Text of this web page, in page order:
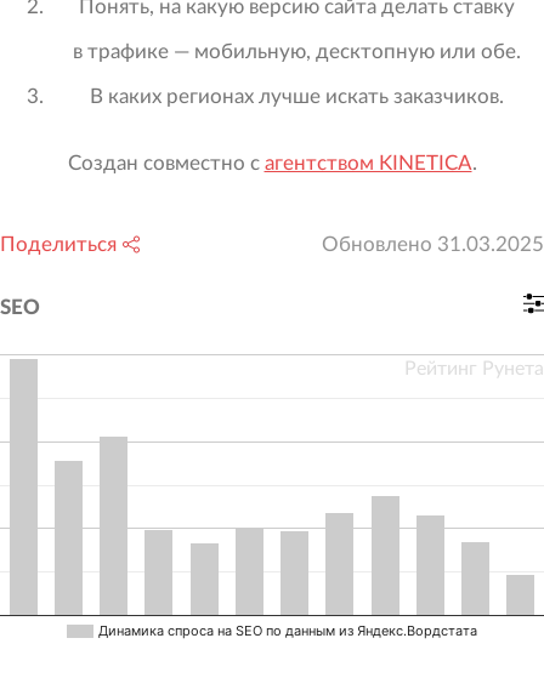
Понять, на какую версию сайта делать ставку
в трафике — мобильную, десктопную или обе.
В каких регионах лучше искать заказчиков.
Создан совместно с агентством KINETICA.
Поделиться Обновлено 31.03.2025
SEO
Динамика спроса на SEO по данным из Яндекс.Вордстата
Рейтинг Рунета